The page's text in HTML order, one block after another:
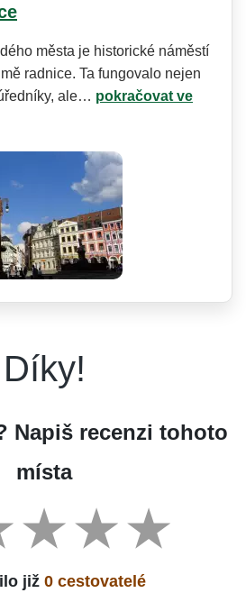
města je historické náměstí
radnice. Ta fungovalo nejen
ale… pokračovat ve
Díky!
Napiš recenzi tohoto
místa
již 0 cestovatelé